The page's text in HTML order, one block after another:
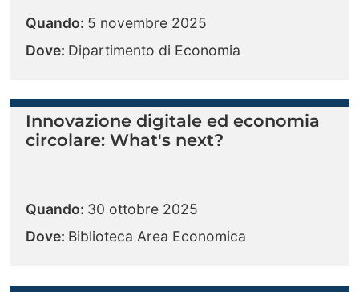
Quando: 5 novembre 2025
Dove: Dipartimento di Economia
Innovazione digitale ed economia
circolare: What's next?
Quando: 30 ottobre 2025
Dove: Biblioteca Area Economica